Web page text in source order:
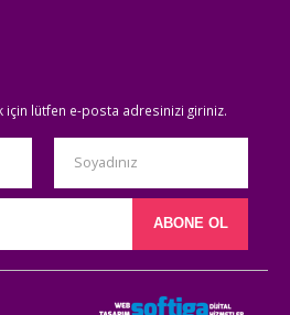
için lütfen e-posta adresinizi giriniz.